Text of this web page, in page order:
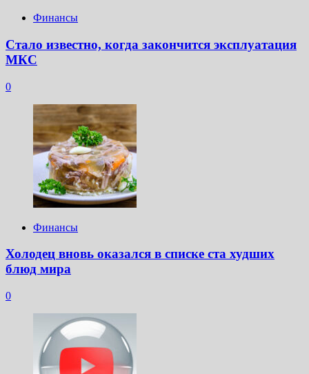
Финансы
Стало известно, когда закончится эксплуатация
МКС
0
Финансы
Холодец вновь оказался в списке ста худших
блюд мира
0